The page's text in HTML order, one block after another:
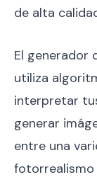
de alta
El generador
utiliza
interpretar
generar
entre una
fotorrealismo